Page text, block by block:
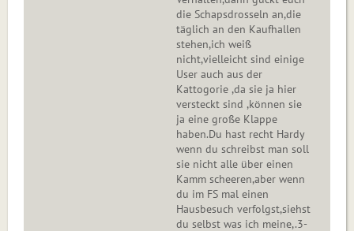
die Schapsdrosseln an,die
täglich an den Kaufhallen
stehen,ich weiß
nicht,vielleicht sind einige
User auch aus der
Kattogorie ,da sie ja hier
versteckt sind ,können sie
ja eine große Klappe
haben.Du hast recht Hardy
wenn du schreibst man soll
sie nicht alle über einen
Kamm scheeren,aber wenn
du im FS mal einen
Hausbesuch verfolgst,siehst
du selbst was ich meine,.3-